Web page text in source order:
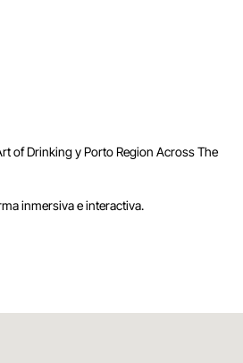
of Drinking y Porto Region Across The
inmersiva e interactiva.